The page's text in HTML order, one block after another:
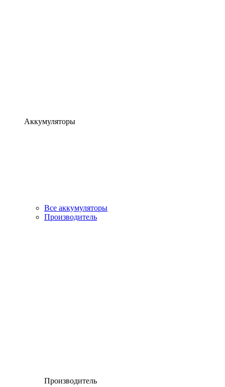
Аккумуляторы
Все аккумуляторы
Производитель
Производитель